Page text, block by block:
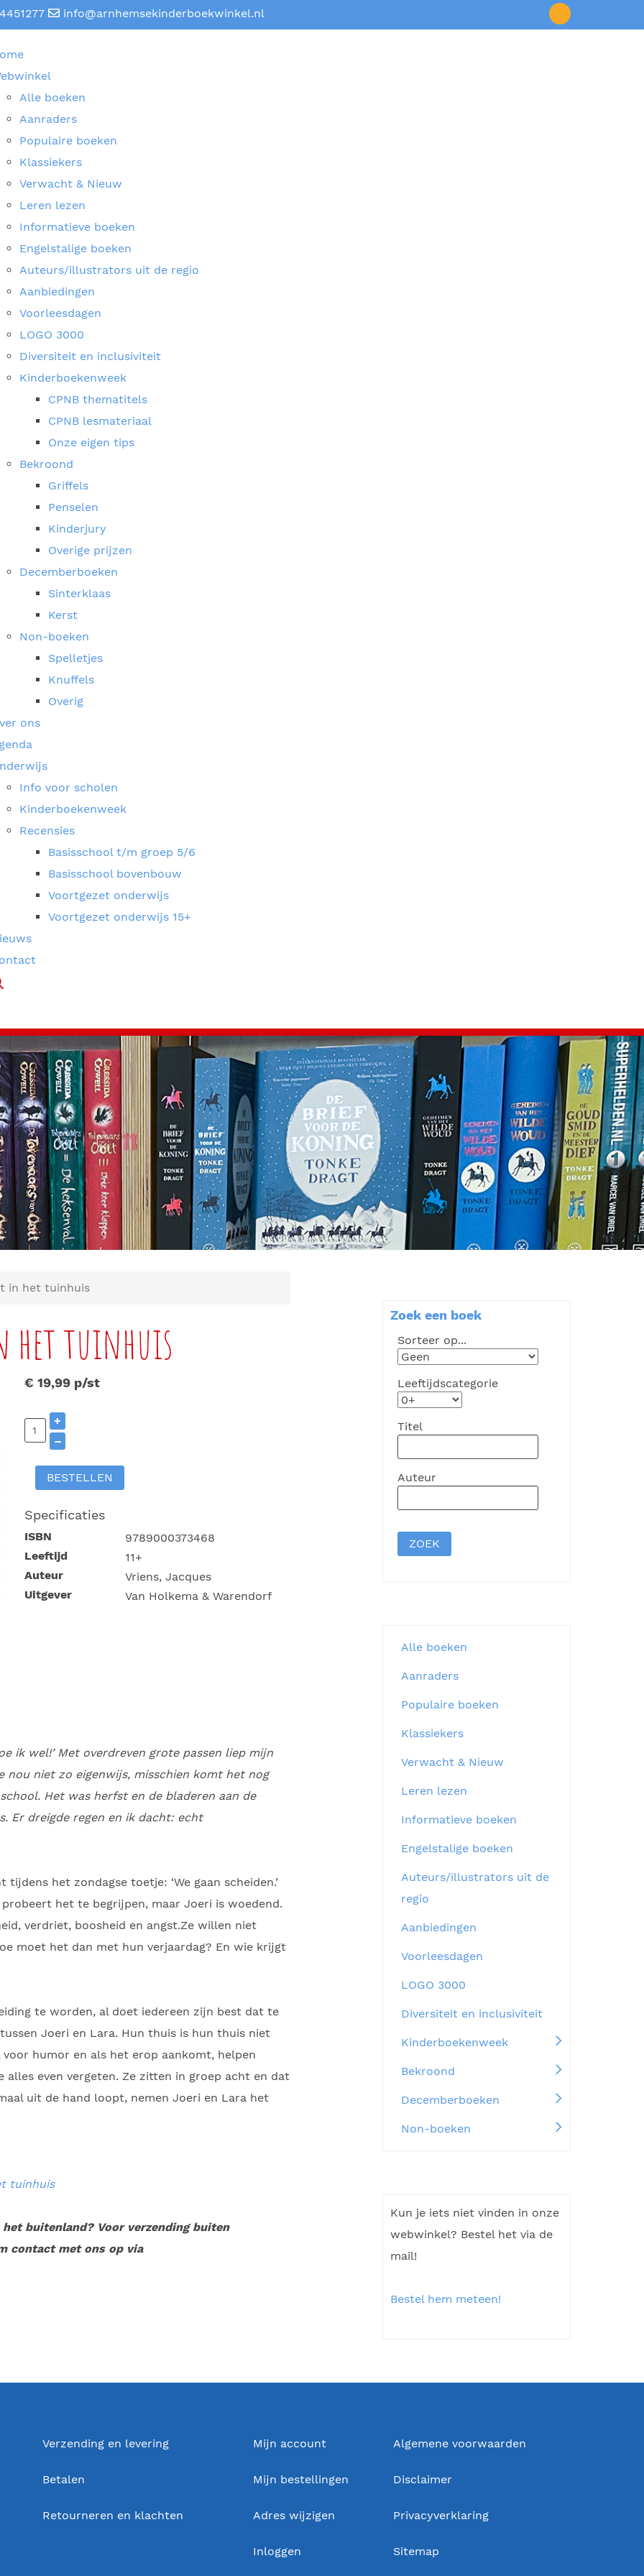
info@arnhemsekinderboekwinkel.nl
Alle boeken
Aanraders
Populaire boeken
Klassiekers
Verwacht & Nieuw
Leren lezen
Informatieve boeken
Engelstalige boeken
Auteurs/illustrators uit de regio
Aanbiedingen
Voorleesdagen
LOGO 3000
Diversiteit en inclusiviteit
Kinderboekenweek
CPNB thematitels
CPNB lesmateriaal
Onze eigen tips
Bekroond
Griffels
Penselen
Kinderjury
Overige prijzen
Decemberboeken
Sinterklaas
Kerst
Non-boeken
Spelletjes
Knuffels
Overig
ons
Info voor scholen
Kinderboekenweek
Recensies
Basisschool t/m groep 5/6
Basisschool bovenbouw
Voortgezet onderwijs
Voortgezet onderwijs 15+
in het tuinhuis
het tuinhuis
€ 19,99 p/st
+
–
BESTELLEN
Specificaties
ISBN
9789000373468
Leeftijd
11+
Auteur
Vriens, Jacques
Uitgever
Van Holkema & Warendorf
ik wel!’ Met overdreven grote passen liep mijn
nou niet zo eigenwijs, misschien komt het nog
Het was herfst en de bladeren aan de
Er dreigde regen en ik dacht: echt
het zondagse toetje: ‘We gaan scheiden.’
het te begrijpen, maar Joeri is woedend.
verdriet, boosheid en angst.Ze willen niet
moet het dan met hun verjaardag? En wie krijgt
te worden, al doet iedereen zijn best dat te
Joeri en Lara. Hun thuis is hun thuis niet
voor humor en als het erop aankomt, helpen
even vergeten. Ze zitten in groep acht en dat
uit de hand loopt, nemen Joeri en Lara het
tuinhuis
buitenland? Voor verzending buiten
contact met ons op via
Zoek een boek
Sorteer op...
Leeftijdscategorie
Titel
Auteur
Alle boeken
Aanraders
Populaire boeken
Klassiekers
Verwacht & Nieuw
Leren lezen
Informatieve boeken
Engelstalige boeken
Auteurs/illustrators uit de
regio
Aanbiedingen
Voorleesdagen
LOGO 3000
Diversiteit en inclusiviteit
Kinderboekenweek
Bekroond
Decemberboeken
Non-boeken
Kun je iets niet vinden in onze
webwinkel? Bestel het via de
mail!
Bestel hem meteen!
Verzending en levering
Betalen
Retourneren en klachten
Mijn account
Mijn bestellingen
Adres wijzigen
Inloggen
Algemene voorwaarden
Disclaimer
Privacyverklaring
Sitemap